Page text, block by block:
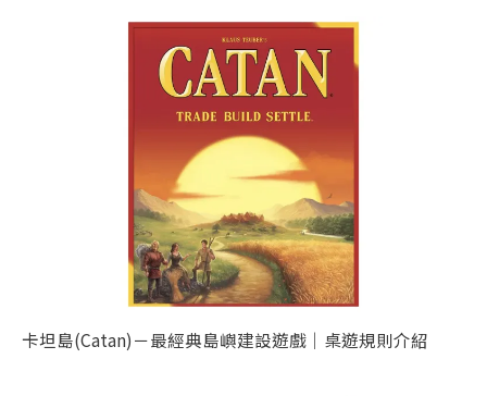
卡坦島(Catan)－最經典島嶼建設遊戲｜桌遊規則介紹